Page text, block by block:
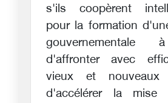
s'ils coopèrent
pour la formation
gouvernementale
d'affronter avec
vieux et
d'accélérer la mise